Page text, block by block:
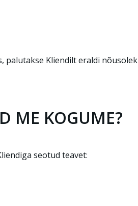
palutakse Kliendilt eraldi nõusolek
ME KOGUME?
seotud teavet: